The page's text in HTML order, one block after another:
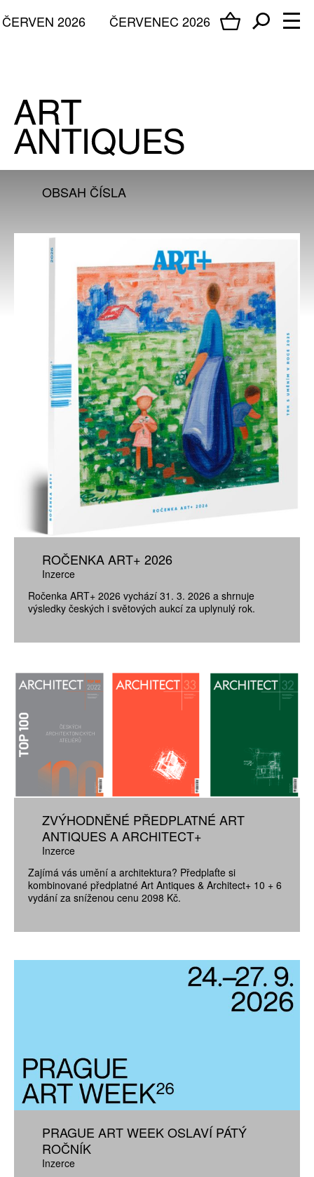
ČERVENEC 2026
ČERVEN 2026
OBSAH ČÍSLA
ROČENKA ART+ 2026
Inzerce
Ročenka ART+ 2026 vychází 31. 3. 2026 a shrnuje
výsledky českých i světových aukcí za uplynulý rok.
ZVÝHODNĚNÉ PŘEDPLATNÉ ART
ANTIQUES A ARCHITECT+
Inzerce
Zajímá vás umění a architektura? Předplaťte si
kombinované předplatné Art Antiques & Architect+ 10 + 6
vydání za sníženou cenu 2098 Kč.
PRAGUE ART WEEK OSLAVÍ PÁTÝ
ROČNÍK
Inzerce